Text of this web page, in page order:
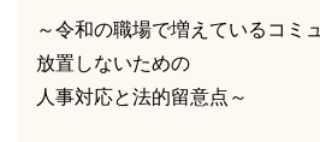
～令和の職場で増えているコミ
放置しないための
人事対応と法的留意点～